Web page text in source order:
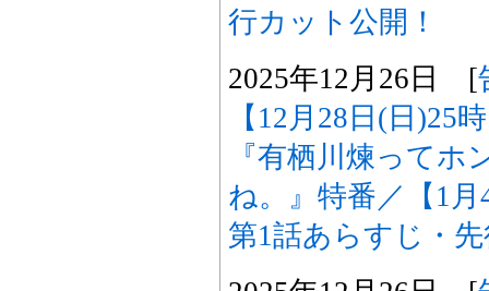
行カット公開！
2025年12月26日 [
【12月28日(日)25
『有栖川煉ってホ
ね。』特番／【1
第1話あらすじ・